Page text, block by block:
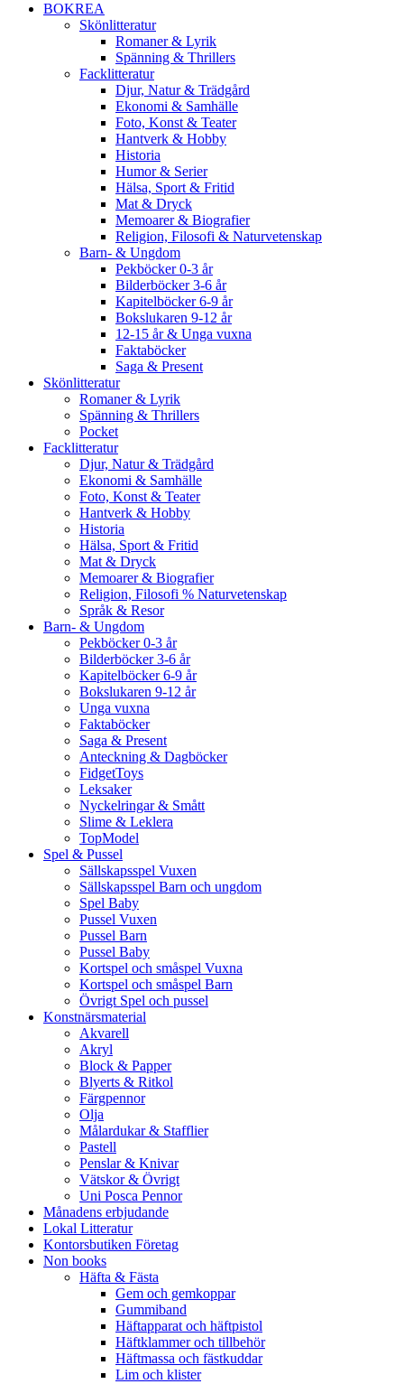
BOKREA
Skönlitteratur
Romaner & Lyrik
Spänning & Thrillers
Facklitteratur
Djur, Natur & Trädgård
Ekonomi & Samhälle
Foto, Konst & Teater
Hantverk & Hobby
Historia
Humor & Serier
Hälsa, Sport & Fritid
Mat & Dryck
Memoarer & Biografier
Religion, Filosofi & Naturvetenskap
Barn- & Ungdom
Pekböcker 0-3 år
Bilderböcker 3-6 år
Kapitelböcker 6-9 år
Bokslukaren 9-12 år
12-15 år & Unga vuxna
Faktaböcker
Saga & Present
Skönlitteratur
Romaner & Lyrik
Spänning & Thrillers
Pocket
Facklitteratur
Djur, Natur & Trädgård
Ekonomi & Samhälle
Foto, Konst & Teater
Hantverk & Hobby
Historia
Hälsa, Sport & Fritid
Mat & Dryck
Memoarer & Biografier
Religion, Filosofi % Naturvetenskap
Språk & Resor
Barn- & Ungdom
Pekböcker 0-3 år
Bilderböcker 3-6 år
Kapitelböcker 6-9 år
Bokslukaren 9-12 år
Unga vuxna
Faktaböcker
Saga & Present
Anteckning & Dagböcker
FidgetToys
Leksaker
Nyckelringar & Smått
Slime & Leklera
TopModel
Spel & Pussel
Sällskapsspel Vuxen
Sällskapsspel Barn och ungdom
Spel Baby
Pussel Vuxen
Pussel Barn
Pussel Baby
Kortspel och småspel Vuxna
Kortspel och småspel Barn
Övrigt Spel och pussel
Konstnärsmaterial
Akvarell
Akryl
Block & Papper
Blyerts & Ritkol
Färgpennor
Olja
Målardukar & Stafflier
Pastell
Penslar & Knivar
Vätskor & Övrigt
Uni Posca Pennor
Månadens erbjudande
Lokal Litteratur
Kontorsbutiken Företag
Non books
Häfta & Fästa
Gem och gemkoppar
Gummiband
Häftapparat och häftpistol
Häftklammer och tillbehör
Häftmassa och fästkuddar
Lim och klister